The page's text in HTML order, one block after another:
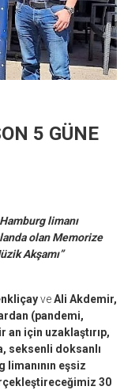
5 GÜNE
limanı
olan Memorize
Akşamı”
veAli Akdemir,
(pandemi,
için uzaklaştırıp,
seksenli doksanlı
eşsiz
30